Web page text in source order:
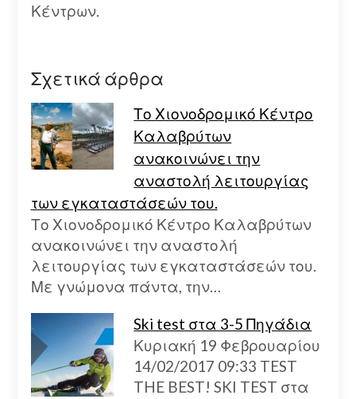
Κέντρων.
Σχετικά άρθρα
Το Χιονοδρομικό Κέντρο
Καλαβρύτων
ανακοινώνει την
αναστολή λειτουργίας
των εγκαταστάσεών του.
Το Χιονοδρομικό Κέντρο Καλαβρύτων
ανακοινώνει την αναστολή
λειτουργίας των εγκαταστάσεών του.
Με γνώμονα πάντα, την…
Ski test στα 3-5 Πηγάδια
Κυριακή 19 Φεβρουαρίου
14/02/2017 09:33 TEST
THE BEST! SKI TEST στα